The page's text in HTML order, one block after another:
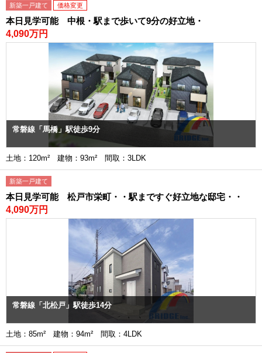
新築一戸建て 価格変更
本日見学可能 中根・駅まで歩いて9分の好立地・
4,090万円
常磐線「馬橋」駅徒歩9分
土地：120m² 建物：93m² 間取：3LDK
新築一戸建て
本日見学可能 松戸市栄町・・駅まですぐ好立地な邸宅・・
4,090万円
常磐線「北松戸」駅徒歩14分
土地：85m² 建物：94m² 間取：4LDK